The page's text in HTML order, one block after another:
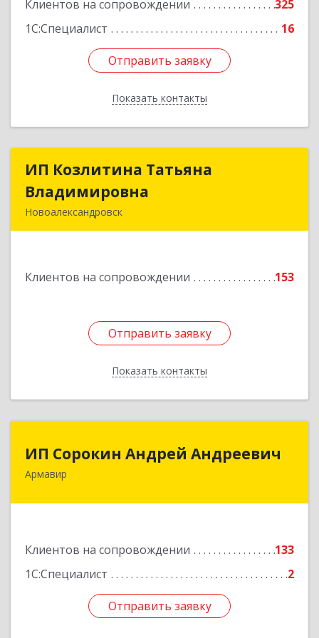
Клиентов на сопровождении
325
1С:Специалист
16
Отправить заявку
Показать контакты
Отправить заявку
Назад
ИП Козлитина Татьяна
Владимировна
Новоалександровск
Клиентов на сопровождении 153
Отправить заявку
Показать контакты
ИП Козлитина Татьяна
Подробнее
Отправить заявку
Назад
ИП Сорокин Андрей Андреевич
Армавир
Клиентов на сопровождении
133
1С:Специалист
2
Отправить заявку
ИП Сорокин Андрей Андреевич
Отправить заявку